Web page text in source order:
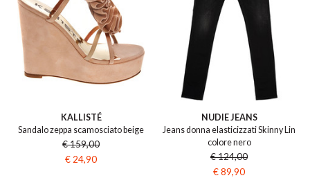
KALLISTÉ
Sandalo zeppa scamosciato beige
€ 159,00
€ 24,90
NUDIE JEANS
Jeans donna elasticizzati Skinny Lin
colore nero
€ 124,00
€ 89,90